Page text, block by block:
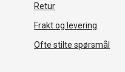
Retur
Frakt og levering
Ofte stilte spørsmål